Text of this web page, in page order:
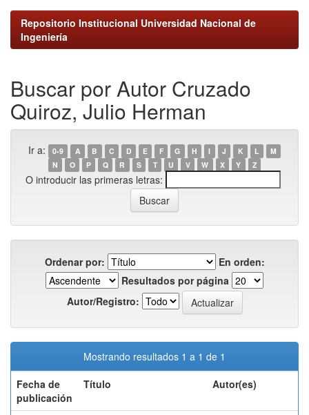
Repositorio Institucional Universidad Nacional de
Ingeniería
Buscar por Autor Cruzado
Quiroz, Julio Herman
Ir a: 0-9 A B C D E F G H I J K L
M
N
O P Q R S T U V W X Y Z
O introducir las primeras letras:
Ordenar por:
En orden:
Resultados por página
Autor/Registro:
Mostrando resultados 1 a 1 de 1
Fecha de
publicación
Título Autor(es)